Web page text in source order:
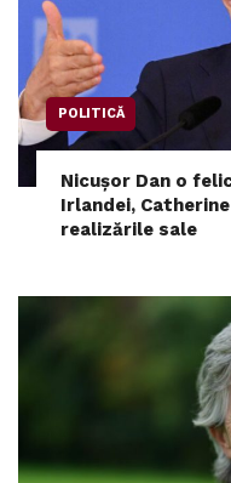
POLITICĂ
Nicușor Dan o
Irlandei,
realizările sale